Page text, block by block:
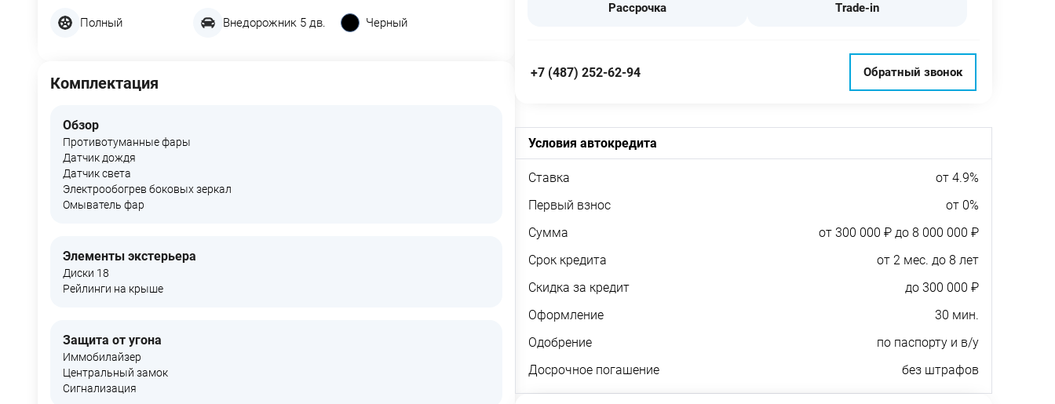
Полный Внедорожник 5 дв. Черный
Комплектация
Обзор
Противотуманные фары
Датчик дождя
Датчик света
Электрообогрев боковых зеркал
Омыватель фар
Элементы экстерьера
Диски 18
Рейлинги на крыше
Защита от угона
Иммобилайзер
Центральный замок
Сигнализация
Рассрочка Trade-in
+7 (487) 252-62-94 Обратный звонок
Условия автокредита
Ставка
от 4.9%
Первый взнос
от 0%
Сумма
от 300 000 ₽ до 8 000 000 ₽
Срок кредита
от 2 мес. до 8 лет
Скидка за кредит
до 300 000 ₽
Оформление
30 мин.
Одобрение
по паспорту и в/у
Досрочное погашение
без штрафов